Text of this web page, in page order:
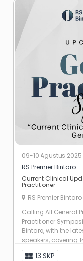
09-10 Agustus 2025
RS Premier Bintaro
Current Clinical
Practitioner
RS Premier Bintaro
Calling All General
Practitioner
Bintaro, with the
speakers, covering
days! 📝: *13 SKP* ...
13 SKP